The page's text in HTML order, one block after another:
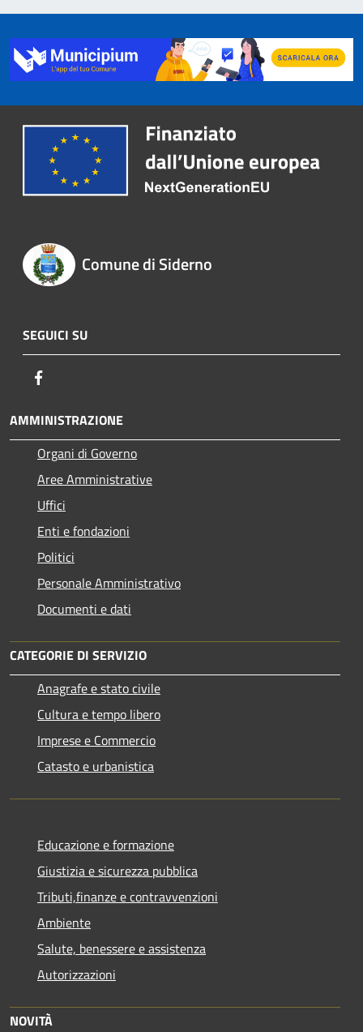
Comune di Siderno
SEGUICI SU
AMMINISTRAZIONE
Organi di Governo
Aree Amministrative
Uffici
Enti e fondazioni
Politici
Personale Amministrativo
Documenti e dati
CATEGORIE DI SERVIZIO
Anagrafe e stato civile
Cultura e tempo libero
Imprese e Commercio
Catasto e urbanistica
Educazione e formazione
Giustizia e sicurezza pubblica
Tributi,finanze e contravvenzioni
Ambiente
Salute, benessere e assistenza
Autorizzazioni
NOVITÀ